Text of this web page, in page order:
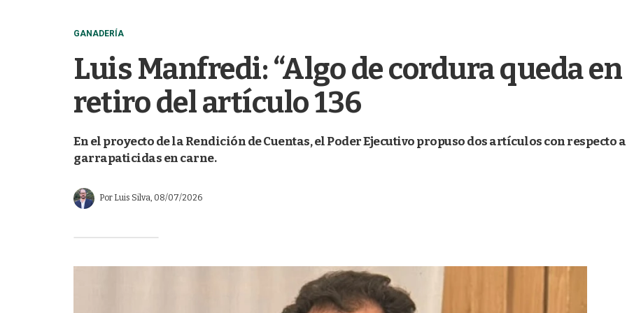
GANADERÍA
Luis Manfredi: “Algo de cordura queda
retiro del artículo 136
En el proyecto de la Rendición de Cuentas, el Poder Ejecutivo propuso dos artículos con respecto
garrapaticidas en carne.
Por Luis Silva, 08/07/2026